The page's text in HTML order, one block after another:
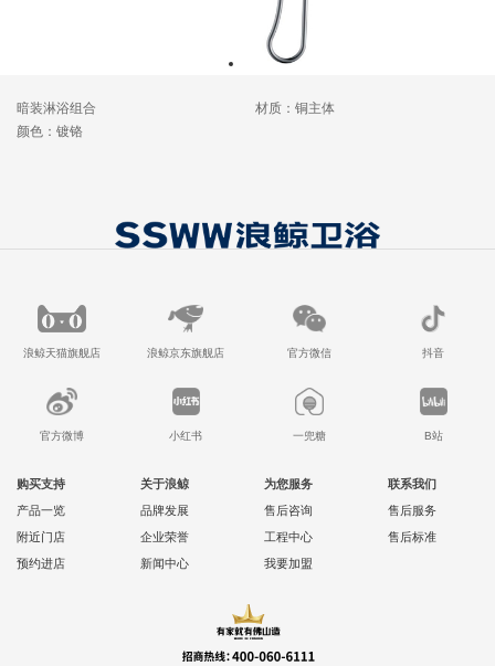
暗装淋浴组合
材质：铜主体
颜色：镀铬
浪鲸天猫旗舰店 浪鲸京东旗舰店 官方微信 抖音
官方微博 小红书 一兜糖 B站
购买支持
产品一览
附近门店
预约进店
关于浪鲸
品牌发展
企业荣誉
新闻中心
为您服务
售后咨询
工程中心
我要加盟
联系我们
售后服务
售后标准